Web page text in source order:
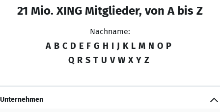
21 Mio. XING Mitglieder, von A bis Z
Nachname:
A B C D E F G H I J K L M N O P
Q R S T U V W X Y Z
Unternehmen